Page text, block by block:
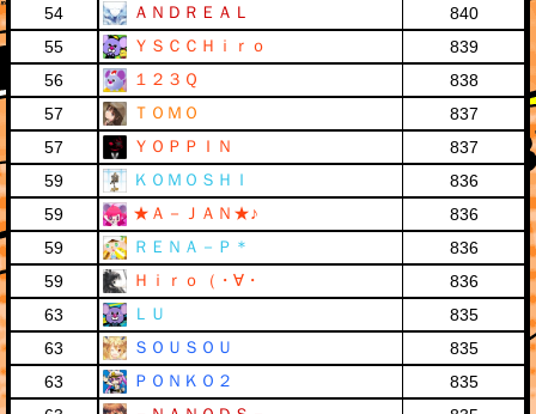
54
ＡＮＤＲＥＡＬ
840
55
ＹＳＣＣＨｉｒｏ
839
56
１２３Ｑ
838
57
ＴＯＭＯ
837
57
ＹＯＰＰＩＮ
837
59
ＫＯＭＯＳＨＩ
836
59
★Ａ－ＪＡＮ★♪
836
59
ＲＥＮＡ－Ｐ＊
836
59
Ｈｉｒｏ（・∀・
836
63
ＬＵ
835
63
ＳＯＵＳＯＵ
835
63
ＰＯＮＫＯ２
835